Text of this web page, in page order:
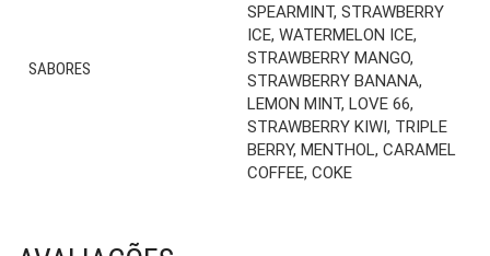
SABORES
SPEARMINT, STRAWBERRY
ICE, WATERMELON ICE,
STRAWBERRY MANGO,
STRAWBERRY BANANA,
LEMON MINT, LOVE 66,
STRAWBERRY KIWI, TRIPLE
BERRY, MENTHOL, CARAMEL
COFFEE, COKE